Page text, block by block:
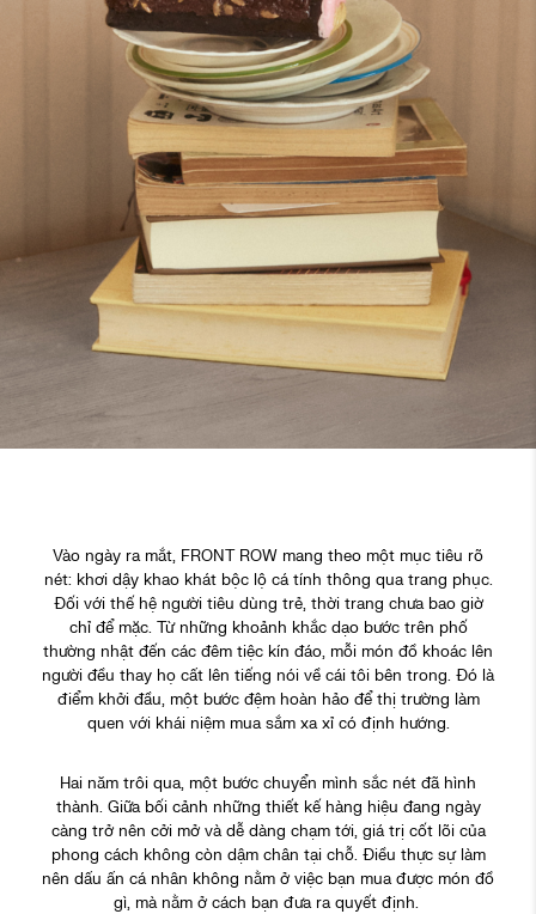
Vào ngày ra mắt, FRONT ROW mang theo một mục tiêu rõ
nét: khơi dậy khao khát bộc lộ cá tính thông qua trang phục.
Đối với thế hệ người tiêu dùng trẻ, thời trang chưa bao giờ
chỉ để mặc. Từ những khoảnh khắc dạo bước trên phố
thường nhật đến các đêm tiệc kín đáo, mỗi món đồ khoác lên
người đều thay họ cất lên tiếng nói về cái tôi bên trong. Đó là
điểm khởi đầu, một bước đệm hoàn hảo để thị trường làm
quen với khái niệm mua sắm xa xỉ có định hướng.
Hai năm trôi qua, một bước chuyển mình sắc nét đã hình
thành. Giữa bối cảnh những thiết kế hàng hiệu đang ngày
càng trở nên cởi mở và dễ dàng chạm tới, giá trị cốt lõi của
phong cách không còn dậm chân tại chỗ. Điều thực sự làm
nên dấu ấn cá nhân không nằm ở việc bạn mua được món đồ
gì, mà nằm ở cách bạn đưa ra quyết định.